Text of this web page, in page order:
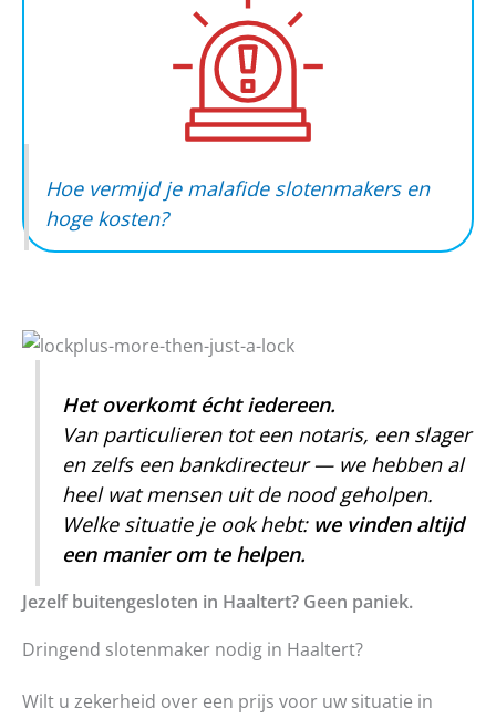
Hoe vermijd je malafide slotenmakers en
hoge kosten?
Het overkomt écht iedereen.
Van particulieren tot een notaris, een slager
en zelfs een bankdirecteur — we hebben al
heel wat mensen uit de nood geholpen.
Welke situatie je ook hebt: we vinden altijd
een manier om te helpen.
Jezelf buitengesloten in Haaltert? Geen paniek.
Dringend slotenmaker nodig in Haaltert?
Wilt u zekerheid over een prijs voor uw situatie in